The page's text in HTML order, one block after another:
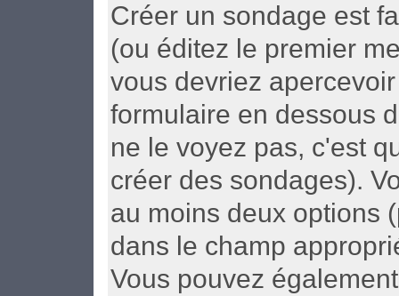
Créer un sondage est
(ou éditez le premier
vous devriez
formulaire en dessous
ne le voyez pas, c'est
créer des sondages).
au moins deux options
dans le champ
Vous pouvez